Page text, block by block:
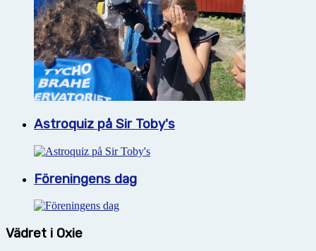
Astroquiz på Sir Toby's
Föreningens dag
Vädret i Oxie